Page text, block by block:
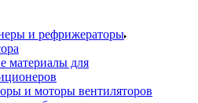
и рефрижераторы
материалы для
и моторы вентиляторов